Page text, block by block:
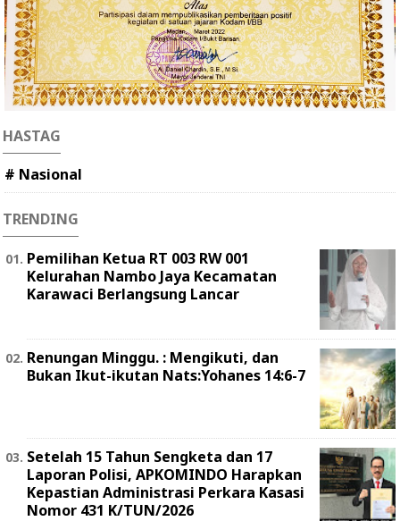
HASTAG
# Nasional
TRENDING
Pemilihan Ketua RT 003 RW 001
Kelurahan Nambo Jaya Kecamatan
Karawaci Berlangsung Lancar
Renungan Minggu. : Mengikuti, dan
Bukan Ikut-ikutan Nats:Yohanes 14:6-7
Setelah 15 Tahun Sengketa dan 17
Laporan Polisi, APKOMINDO Harapkan
Kepastian Administrasi Perkara Kasasi
Nomor 431 K/TUN/2026